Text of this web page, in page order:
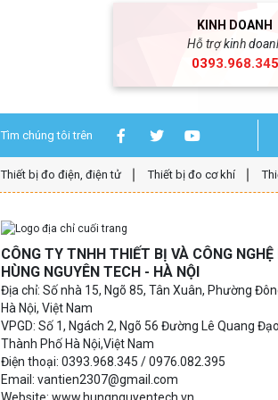
D7/6B Đường Dương Đình
Website:
www.hungnguyentech.vn
Tham khảo thêm:Camera nhiệt độ
KINH DOANH
Hỗ trợ kinh
0393.968.345
Tìm chúng tôi trên
Thiết bị đo điện, điện tử Thiết bị đo cơ khí
CÔNG TY TNHH THIẾT BỊ VÀ CÔNG NGHỆ
HÙNG NGUYÊN TECH - HÀ NỘI
Địa chỉ: Số nhà 15, Ngõ 85, Tân Xuân, Phường
Hà Nội, Việt Nam
VPGD: Số 1, Ngách 2, Ngõ 56 Đường Lê Quang
Thành Phố Hà Nội,Việt Nam
Điện thoại: 0393.968.345 / 0976.082.395
Email: vantien2307@gmail.com